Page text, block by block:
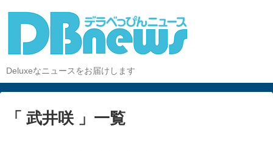
Deluxeなニュースをお届けします
「 武井咲 」一覧